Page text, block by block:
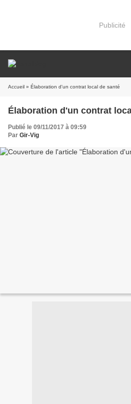
Publicité
Accueil » Élaboration d'un contrat local de santé
Élaboration d'un contrat
Publié le 09/11/2017 à 09:59
Par Gir-Vig